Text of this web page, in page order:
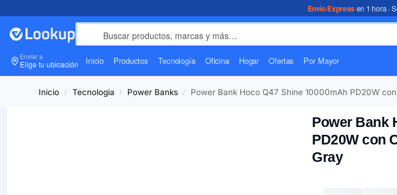
Envío Expressen 1 hora ·
Enviar a
Elige tu ubicación Inicio Productos Tecnología Oficina Hogar Ofertas Por Mayor
Inicio / Tecnologia / Power Banks / Power Bank Hoco Q47 Shine 10000mAh PD20W
Power Bank
PD20W con
Gray